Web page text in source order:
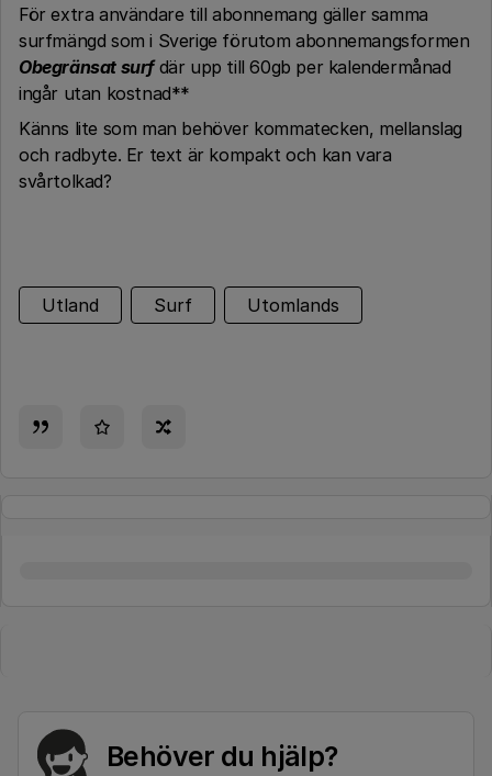
För extra användare till abonnemang gäller samma
surfmängd som i Sverige förutom abonnemangsformen
Obegränsat surfdär upp till 60gb per kalendermånad
ingår utan kostnad**
Känns lite som man behöver kommatecken, mellanslag
och radbyte. Er text är kompakt och kan vara
svårtolkad?
Utland Surf Utomlands
Behöver du hjälp?